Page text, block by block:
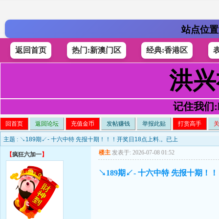
站点位
返回首页 热门:新澳门区 经典:香港区
洪
记住我们
回首页 返回论坛 充值金币 发帖赚钱 举报此贴 打赏高手
主题 : ↘189期↙- 十六中特 先报十期！！！开奖日18点上料.。已上
【疯狂六加一】 楼主 发表于: 2026-07-08 01:52
↘189期↙- 十六中特 先报十期！